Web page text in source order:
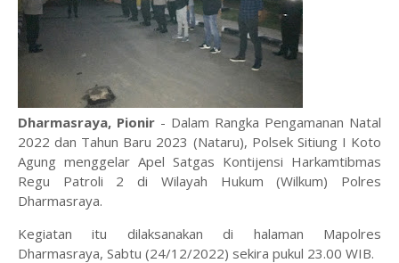
Dharmasraya, Pionir - Dalam Rangka Pengamanan Natal
2022 dan Tahun Baru 2023 (Nataru), Polsek Sitiung I Koto
Agung menggelar Apel Satgas Kontijensi Harkamtibmas
Regu Patroli 2 di Wilayah Hukum (Wilkum) Polres
Dharmasraya.
Kegiatan itu dilaksanakan di halaman Mapolres
Dharmasraya, Sabtu (24/12/2022) sekira pukul 23.00 WIB.